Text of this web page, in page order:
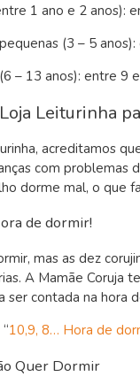
1 ano e 2 anos):
(3 – 5
– 13 anos): entre 9
Leiturinha
acreditamos
com problemas
dorme mal, o que
de dormir!
mas as dez
A Mamãe Coruja
ser contada na hora
10,9, 8… Hora de
Quer Dormir